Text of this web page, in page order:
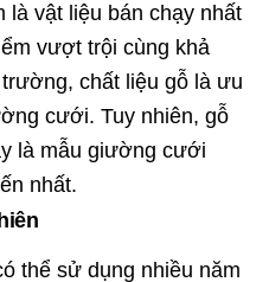
vật liệu bán chạy nhất
vượt trội cùng khả
chất liệu gỗ là ưu
cưới. Tuy nhiên, gỗ
là mẫu giường cưới
nhất.
thể sử dụng nhiều năm